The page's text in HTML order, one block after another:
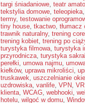
targi śniadaniowe, teatr
tekstylia domowe, teleopieka,
termy, testowanie
tiny house, tkactwo, tłumacz
trawnik naturalny, trening core
trening kobiet, trening po
turystyka filmowa, turystyka
przyrodnicza, turystyka
perełki, umowa najmu,
kiełków, uprawa mikroliści,
truskawek, uszczelnianie
uzdrowiska, vanlife, VPN,
klienta, WCAG, webhooki,
hotelu, wilgoć w domu,